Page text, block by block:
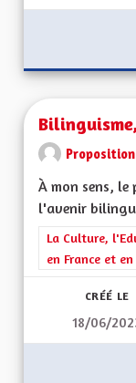
À mon sens,
l'avenir
Filtrer les
La Culture,
en France et
CRÉÉ LE
18/06/